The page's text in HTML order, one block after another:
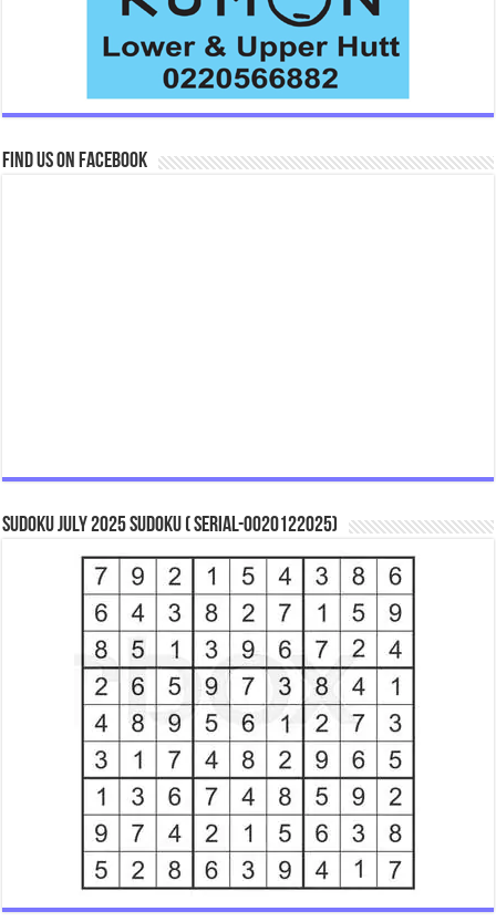
Find us on Facebook
Sudoku July 2025 Sudoku ( Serial-0020122025)